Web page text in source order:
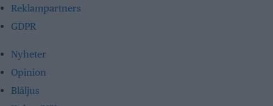
Reklampartners
GDPR
Nyheter
Opinion
Blåljus